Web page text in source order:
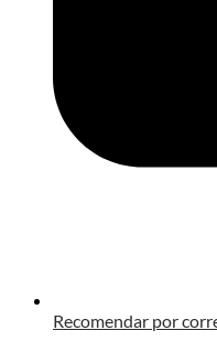
Recomendar por